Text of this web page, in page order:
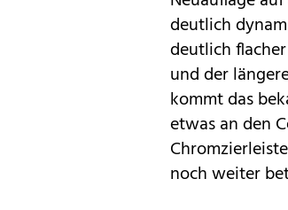
deutlich
deutlich
und der
kommt das
etwas an den
noch weiter